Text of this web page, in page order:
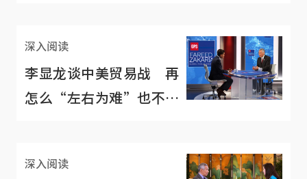
深入阅读
李显龙谈中美贸易战 再
怎么“左右为难”也不站
深入阅读